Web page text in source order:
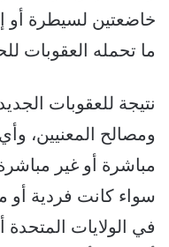
خاضعتين لسيطرة أو
ما تحمله العقوبات
نتيجة للعقوبات
ومصالح المعنيين،
سواء كانت فردية
في الولايات